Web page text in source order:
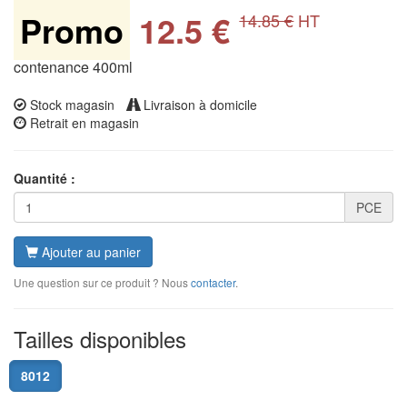
Promo 12.5 € 14.85 €HT
contenance 400ml
Stock magasin
Livraison à domicile
Retrait en magasin
Quantité :
PCE
Ajouter au panier
Une question sur ce produit ? Nouscontacter.
Tailles disponibles
8012